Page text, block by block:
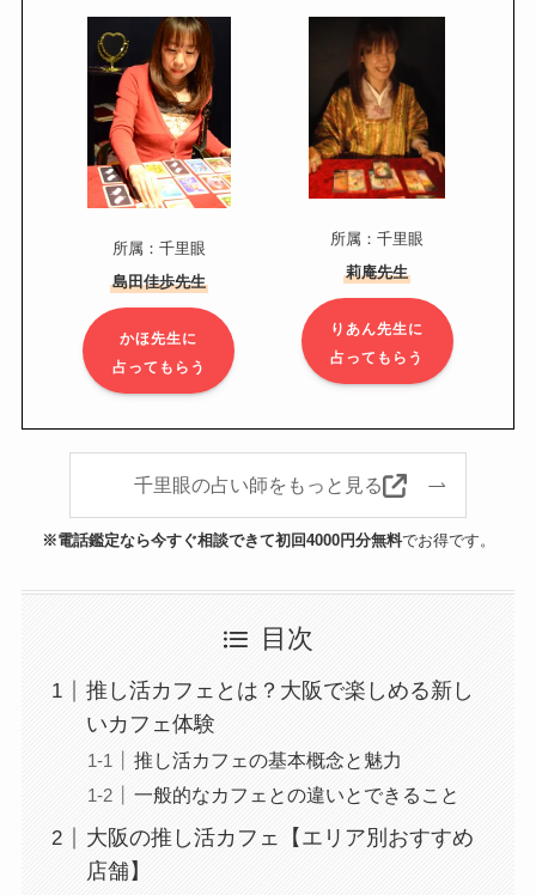
所属：千里眼
島田佳歩先生
かほ先生に
占ってもらう
所属：千里眼
莉庵先生
りあん先生に
占ってもらう
千里眼の占い師をもっと見る
※電話鑑定なら今すぐ相談できて初回4000円分無料でお得です。
目次
推し活カフェとは？大阪で楽しめる新し
いカフェ体験
推し活カフェの基本概念と魅力
一般的なカフェとの違いとできること
大阪の推し活カフェ【エリア別おすすめ
店舗】